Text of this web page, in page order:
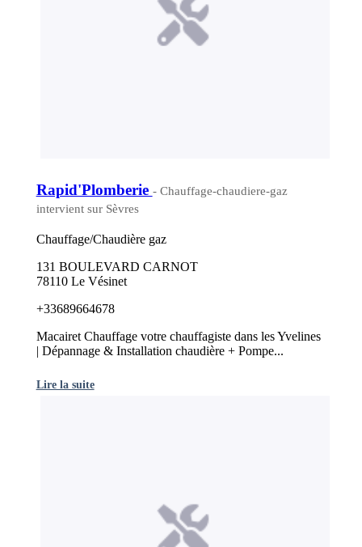
Rapid'Plomberie - Chauffage-chaudiere-gaz
intervient sur Sèvres
Chauffage/Chaudière gaz
131 BOULEVARD CARNOT
78110 Le Vésinet
+33689664678
Macairet Chauffage votre chauffagiste dans les Yvelines
| Dépannage & Installation chaudière + Pompe...
Lire la suite